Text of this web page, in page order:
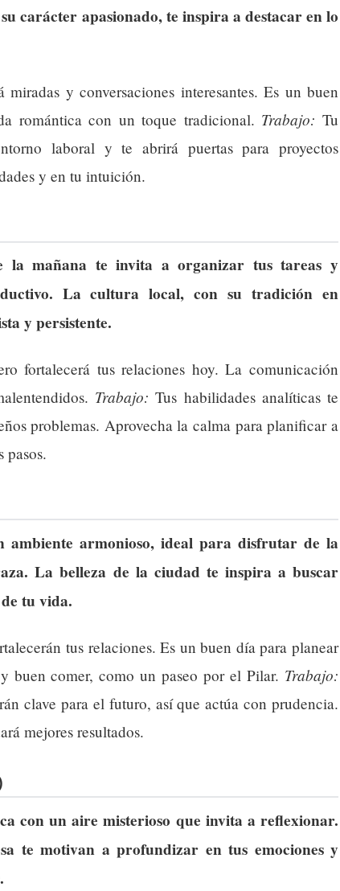
carácter apasionado, te inspira a destacar en lo
miradas y conversaciones interesantes. Es un buen
romántica con un toque tradicional. Trabajo: Tu
laboral y te abrirá puertas para proyectos
y en tu intuición.
la mañana te invita a organizar tus tareas y
La cultura local, con su tradición en
y persistente.
fortalecerá tus relaciones hoy. La comunicación
Trabajo: Tus habilidades analíticas te
problemas. Aprovecha la calma para planificar a
armonioso, ideal para disfrutar de la
La belleza de la ciudad te inspira a buscar
tu vida.
tus relaciones. Es un buen día para planear
buen comer, como un paseo por el Pilar. Trabajo:
clave para el futuro, así que actúa con prudencia.
mejores resultados.
con un aire misterioso que invita a reflexionar.
te motivan a profundizar en tus emociones y